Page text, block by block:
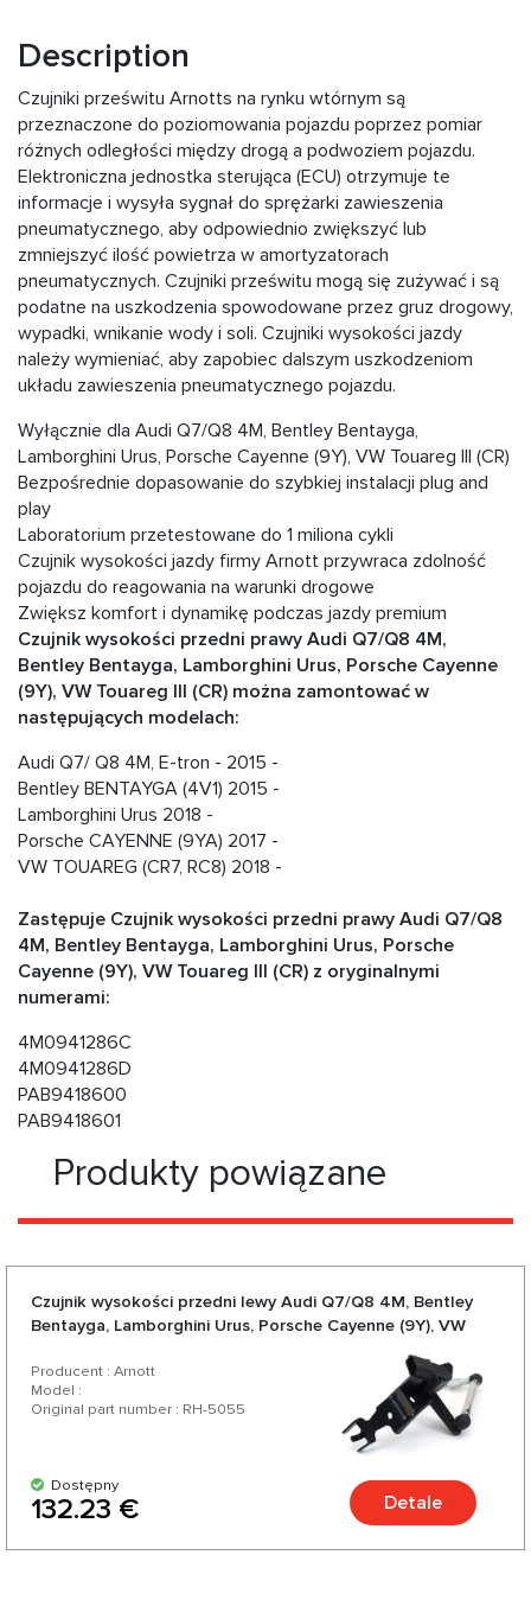
Description
Czujniki prześwitu Arnotts na rynku wtórnym są
przeznaczone do poziomowania pojazdu poprzez pomiar
różnych odległości między drogą a podwoziem pojazdu.
Elektroniczna jednostka sterująca (ECU) otrzymuje te
informacje i wysyła sygnał do sprężarki zawieszenia
pneumatycznego, aby odpowiednio zwiększyć lub
zmniejszyć ilość powietrza w amortyzatorach
pneumatycznych. Czujniki prześwitu mogą się zużywać i są
podatne na uszkodzenia spowodowane przez gruz drogowy,
wypadki, wnikanie wody i soli. Czujniki wysokości jazdy
należy wymieniać, aby zapobiec dalszym uszkodzeniom
układu zawieszenia pneumatycznego pojazdu.
Wyłącznie dla Audi Q7/Q8 4M, Bentley Bentayga,
Lamborghini Urus, Porsche Cayenne (9Y), VW Touareg III (CR)
Bezpośrednie dopasowanie do szybkiej instalacji plug and
play
Laboratorium przetestowane do 1 miliona cykli
Czujnik wysokości jazdy firmy Arnott przywraca zdolność
pojazdu do reagowania na warunki drogowe
Zwiększ komfort i dynamikę podczas jazdy premium
Czujnik wysokości przedni prawy Audi Q7/Q8 4M,
Bentley Bentayga, Lamborghini Urus, Porsche Cayenne
(9Y), VW Touareg III (CR) można zamontować w
następujących modelach:
Audi Q7/ Q8 4M, E-tron - 2015 -
Bentley BENTAYGA (4V1) 2015 -
Lamborghini Urus 2018 -
Porsche CAYENNE (9YA) 2017 -
VW TOUAREG (CR7, RC8) 2018 -
Zastępuje Czujnik wysokości przedni prawy Audi Q7/Q8
4M, Bentley Bentayga, Lamborghini Urus, Porsche
Cayenne (9Y), VW Touareg III (CR) z oryginalnymi
numerami:
4M0941286C
4M0941286D
PAB9418600
PAB9418601
Produkty powiązane
Czujnik wysokości przedni lewy Audi Q7/Q8 4M, Bentley
Bentayga, Lamborghini Urus, Porsche Cayenne (9Y), VW
Producent : Arnott
Model :
Original part number : RH-5055
Dostępny
132.23 € Detale